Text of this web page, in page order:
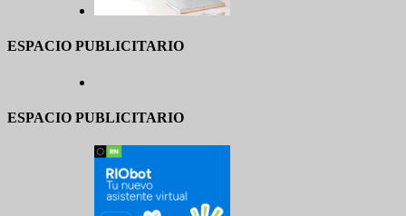
ESPACIO PUBLICITARIO
ESPACIO PUBLICITARIO